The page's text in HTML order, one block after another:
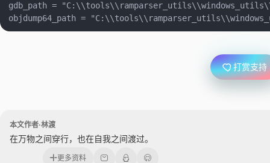
gdb_path =
打赏支持
本文作者·林渡
在万物之间穿行，也在自我之间渡过。
更多资料